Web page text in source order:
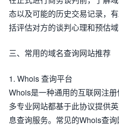
态以及可能的历史交易记录，
括评估对方的谈判心理和预估域
三、常用的域名查询网站推荐
1. Whois 查询平台
Whois是一种通用的互联网注
多专业网站都基于此协议提供
息查询服务。常见的Whois查询